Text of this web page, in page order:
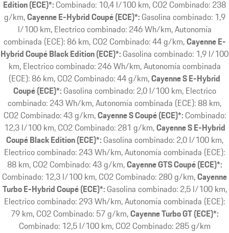
Edition (ECE)*: Combinado: 10,4 l/100 km, CO2 Combinado: 238
g/km Cayenne E-Hybrid Coupé (ECE)*: Gasolina combinado: 1,9
l/100 km, Electrico combinado: 246 Wh/km, Autonomía
combinada (ECE): 86 km, CO2 Combinado: 44 g/km Cayenne E-
Hybrid Coupé Black Edition (ECE)*: Gasolina combinado: 1,9 l/100
km, Electrico combinado: 246 Wh/km, Autonomía combinada
(ECE): 86 km, CO2 Combinado: 44 g/km Cayenne S E-Hybrid
Coupé (ECE)*: Gasolina combinado: 2,0 l/100 km, Electrico
combinado: 243 Wh/km, Autonomía combinada (ECE): 88 km,
CO2 Combinado: 43 g/km Cayenne S Coupé (ECE)*: Combinado:
12,3 l/100 km, CO2 Combinado: 281 g/km Cayenne S E-Hybrid
Coupé Black Edition (ECE)*: Gasolina combinado: 2,0 l/100 km,
Electrico combinado: 243 Wh/km, Autonomía combinada (ECE):
88 km, CO2 Combinado: 43 g/km Cayenne GTS Coupé (ECE)*:
Combinado: 12,3 l/100 km, CO2 Combinado: 280 g/km Cayenne
Turbo E-Hybrid Coupé (ECE)*: Gasolina combinado: 2,5 l/100 km,
Electrico combinado: 293 Wh/km, Autonomía combinada (ECE):
79 km, CO2 Combinado: 57 g/km Cayenne Turbo GT (ECE)*:
Combinado: 12,5 l/100 km, CO2 Combinado: 285 g/km